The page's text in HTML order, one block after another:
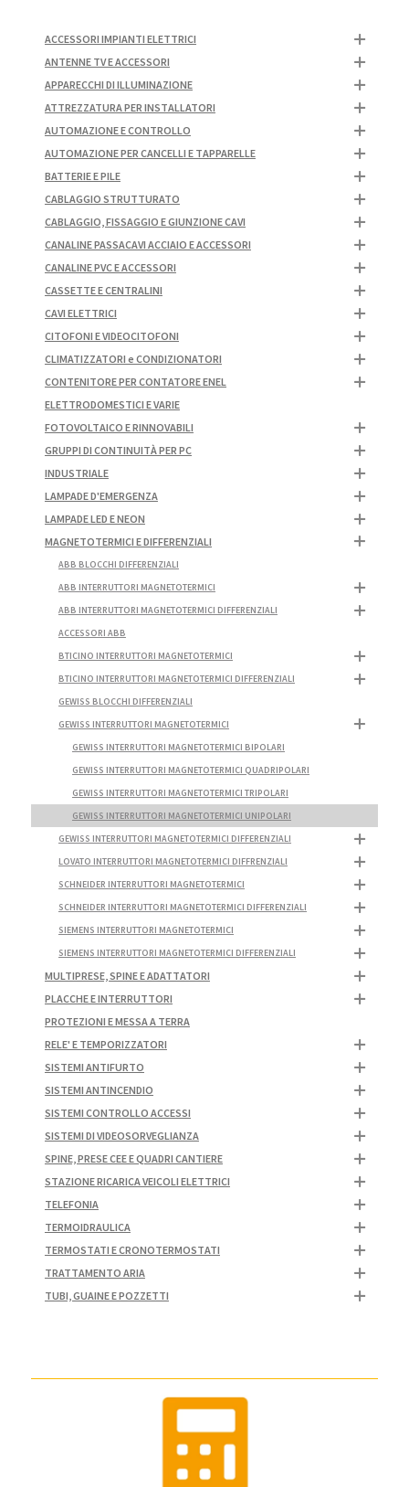
ACCESSORI IMPIANTI ELETTRICI
ANTENNE TV E ACCESSORI
APPARECCHI DI ILLUMINAZIONE
ATTREZZATURA PER INSTALLATORI
AUTOMAZIONE E CONTROLLO
AUTOMAZIONE PER CANCELLI E TAPPARELLE
BATTERIE E PILE
CABLAGGIO STRUTTURATO
CABLAGGIO, FISSAGGIO E GIUNZIONE CAVI
CANALINE PASSACAVI ACCIAIO E ACCESSORI
CANALINE PVC E ACCESSORI
CASSETTE E CENTRALINI
CAVI ELETTRICI
CITOFONI E VIDEOCITOFONI
CLIMATIZZATORI e CONDIZIONATORI
CONTENITORE PER CONTATORE ENEL
ELETTRODOMESTICI E VARIE
FOTOVOLTAICO E RINNOVABILI
GRUPPI DI CONTINUITÀ PER PC
INDUSTRIALE
LAMPADE D'EMERGENZA
LAMPADE LED E NEON
MAGNETOTERMICI E DIFFERENZIALI
ABB BLOCCHI DIFFERENZIALI
ABB INTERRUTTORI MAGNETOTERMICI
ABB INTERRUTTORI MAGNETOTERMICI DIFFERENZIALI
ACCESSORI ABB
BTICINO INTERRUTTORI MAGNETOTERMICI
BTICINO INTERRUTTORI MAGNETOTERMICI DIFFERENZIALI
GEWISS BLOCCHI DIFFERENZIALI
GEWISS INTERRUTTORI MAGNETOTERMICI
GEWISS INTERRUTTORI MAGNETOTERMICI BIPOLARI
GEWISS INTERRUTTORI MAGNETOTERMICI QUADRIPOLARI
GEWISS INTERRUTTORI MAGNETOTERMICI TRIPOLARI
GEWISS INTERRUTTORI MAGNETOTERMICI UNIPOLARI
GEWISS INTERRUTTORI MAGNETOTERMICI DIFFERENZIALI
LOVATO INTERRUTTORI MAGNETOTERMICI DIFFRENZIALI
SCHNEIDER INTERRUTTORI MAGNETOTERMICI
SCHNEIDER INTERRUTTORI MAGNETOTERMICI DIFFERENZIALI
SIEMENS INTERRUTTORI MAGNETOTERMICI
SIEMENS INTERRUTTORI MAGNETOTERMICI DIFFERENZIALI
MULTIPRESE, SPINE E ADATTATORI
PLACCHE E INTERRUTTORI
PROTEZIONI E MESSA A TERRA
RELE' E TEMPORIZZATORI
SISTEMI ANTIFURTO
SISTEMI ANTINCENDIO
SISTEMI CONTROLLO ACCESSI
SISTEMI DI VIDEOSORVEGLIANZA
SPINE, PRESE CEE E QUADRI CANTIERE
STAZIONE RICARICA VEICOLI ELETTRICI
TELEFONIA
TERMOIDRAULICA
TERMOSTATI E CRONOTERMOSTATI
TRATTAMENTO ARIA
TUBI, GUAINE E POZZETTI